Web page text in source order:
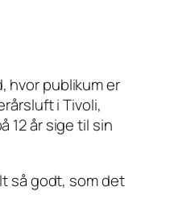
hvor publikum er
i Tivoli,
12 år sige til sin
så godt, som det